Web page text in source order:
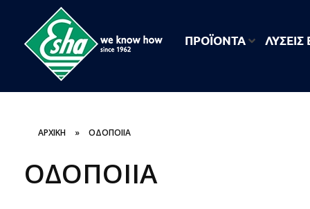
ESHA
ΠΡΟΪΟΝΤΑ ΛΥΣΕΙΣ
ΑΡΧΙΚΗ » ΟΔΟΠΟΙΙΑ
ΟΔΟΠΟΙΙΑ